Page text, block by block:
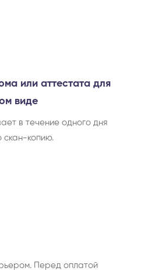
или аттестата для
виде
в течение одного дня
скан-копию.
Перед оплатой